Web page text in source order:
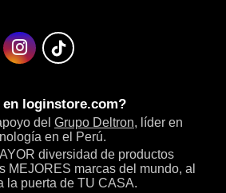
loginstore.com?
del Grupo Deltron, líder en
en el Perú.
diversidad de productos
MEJORES marcas del mundo, al
la puerta de TU CASA.